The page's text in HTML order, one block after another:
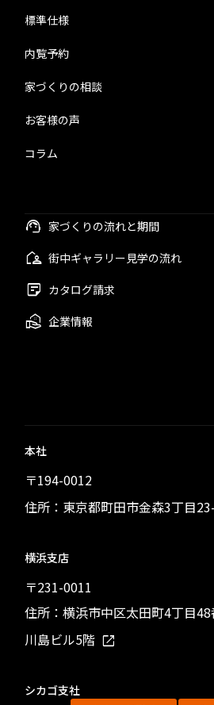
標準仕様
内覧予約
家づくりの相談
お客様の声
コラム
家づくりの流れと期間
街中ギャラリー見学の流れ
カタログ請求
企業情報
本社
〒194-0012
住所：東京都町田市金森3丁目
横浜支店
〒231-0011
住所：横浜市中区太田町4丁目
川島ビル5階
シカゴ支社